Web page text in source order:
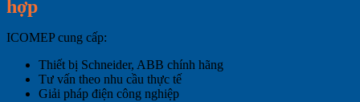
hợp
ICOMEP cung cấp:
Thiết bị Schneider, ABB chính hãng
Tư vấn theo nhu cầu thực tế
Giải pháp điện công nghiệp